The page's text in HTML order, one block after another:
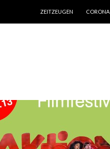
ZEITZEUGEN
CORONA